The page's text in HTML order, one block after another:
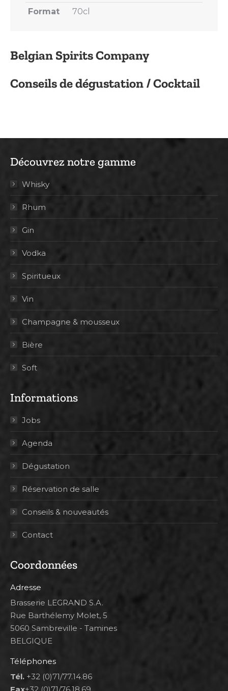
Belgian Spirits Company
Conseils de dégustation / Cocktail
Format 70cl
Découvrez notre gamme
Whisky
Rhum
Gin
Vodka
Spiritueux
Vin
Champagne & mousseux
Bière
Soft
Informations
Jobs
Agenda
Dégustation
Réservation de salle
Conseils & nouveautés
Contact
Coordonnées
Adresse
Brasserie LEGRAND S.A.
Rue Barthélemy Molet, 5
5060 Sambreville - Tamines
BELGIQUE
Téléphones
Tél. +32 (0)71/77.14.86